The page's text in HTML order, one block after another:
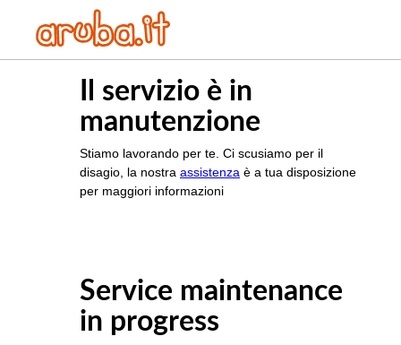
Il servizio è in
manutenzione
Stiamo lavorando per te. Ci scusiamo per il
disagio, la nostra assistenza è a tua disposizione
per maggiori informazioni
Service maintenance
in progress